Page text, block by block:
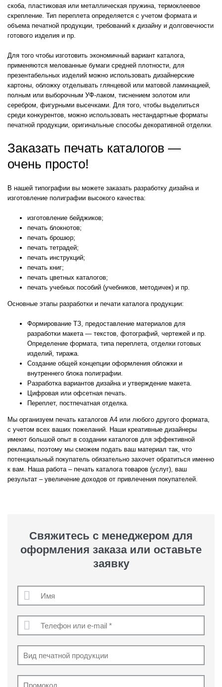
скоба, пластиковая или металлическая пружина, термоклеевое
скрепление. Тип переплета определяется с учетом формата и
объема печатной продукции, требований к дизайну и долговечности
готового изделия и пр.
Для того чтобы изготовить экономичный вариант каталога,
применяются мелованные бумаги средней плотности, для
презентабельных изделий можно использовать дизайнерские
картоны, обложку отделывать глянцевой или матовой ламинацией,
полным или выборочным УФ-лаком, тиснением золотом или
серебром, фигурными высечками. Для того, чтобы выделиться
среди конкурентов, можно использовать нестандартные форматы
печатной продукции, оригинальные способы декоративной отделки.
Заказать печать каталогов —
очень просто!
В нашей типографии вы можете заказать разработку дизайна и
изготовление полиграфии высокого качества:
изготовление бейджиков;
печать блокнотов;
печать брошюр;
печать тетрадей;
печать инструкций;
печать книг;
печать цветных каталогов;
печать учебных пособий (учебников, методичек) и пр.
Основные этапы разработки и печати каталога продукции:
Формирование ТЗ, предоставление материалов для
разработки макета — текстов, фотографий, чертежей и пр.
Определение формата, типа переплета, отделки готовых
изделий, тиража.
Создание общей концепции оформления обложки и
внутреннего блока полиграфии.
Разработка вариантов дизайна и утверждение макета.
Цифровая или офсетная печать.
Переплет, постпечатная отделка.
Мы организуем печать каталогов A4 или любого другого формата,
с учетом всех ваших пожеланий. Наши креативные дизайнеры
имеют большой опыт в создании каталогов для эффективной
рекламы, поэтому мы сможем подать ваш материал так, что
потенциальный покупатель обязательно захочет обратиться именно
к вам. Наша работа – печать каталога товаров (услуг), ваш
результат – увеличение доходов от привлечения покупателей.
Свяжитесь с менеджером для
оформления заказа или оставьте
заявку